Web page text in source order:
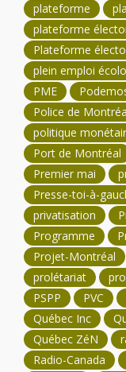
plateforme
plateforme
Plateforme
plein emploi
PME
Police de
politique
Port de Montréal
Premier mai
Presse-toi-à-
privatisation
Programme
Projet-Montréal
prolétariat
PSPP
PVC
Québec Inc
Québec ZéN
Radio-Canada